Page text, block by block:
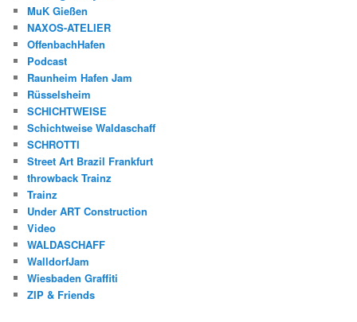
MuK Gießen
NAXOS-ATELIER
OffenbachHafen
Podcast
Raunheim Hafen Jam
Rüsselsheim
SCHICHTWEISE
Schichtweise Waldaschaff
SCHROTTI
Street Art Brazil Frankfurt
throwback Trainz
Trainz
Under ART Construction
Video
WALDASCHAFF
WalldorfJam
Wiesbaden Graffiti
ZIP & Friends